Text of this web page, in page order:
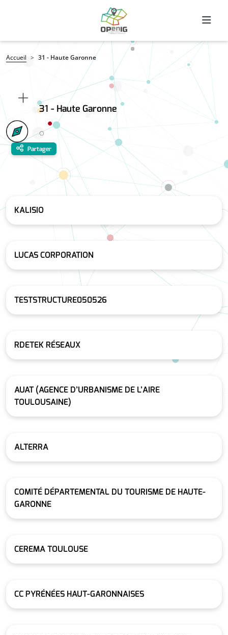
Fil d'Ariane
Accueil 31 - Haute Garonne
31 - Haute Garonne
Partager
KALISIO
LUCAS CORPORATION
TESTSTRUCTURE050526
RDETEK RÉSEAUX
AUAT (AGENCE D’URBANISME DE L’AIRE
TOULOUSAINE)
ALTERRA
COMITÉ DÉPARTEMENTAL DU TOURISME DE HAUTE-
GARONNE
CEREMA TOULOUSE
CC PYRÉNÉES HAUT-GARONNAISES